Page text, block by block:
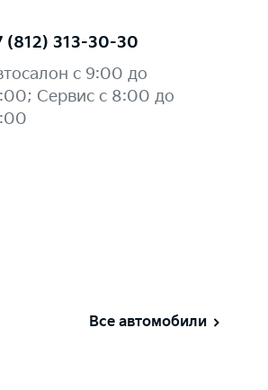
с 9:00 до
Сервис с 8:00 до
(812) 313-30-30
Все автомобили